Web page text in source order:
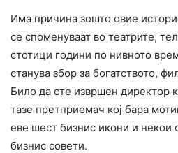
Има причина зошто овие
се споменуваат во театрите,
стотици години по нивното
станува збор за богатството,
Било да сте извршен директор
тазе претприемач кој бара
еве шест бизнис икони и некои
бизнис совети.